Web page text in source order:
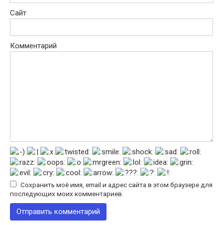
Сайт
Комментарий
Сохранить моё имя, email и адрес сайта в этом браузере для
последующих моих комментариев.